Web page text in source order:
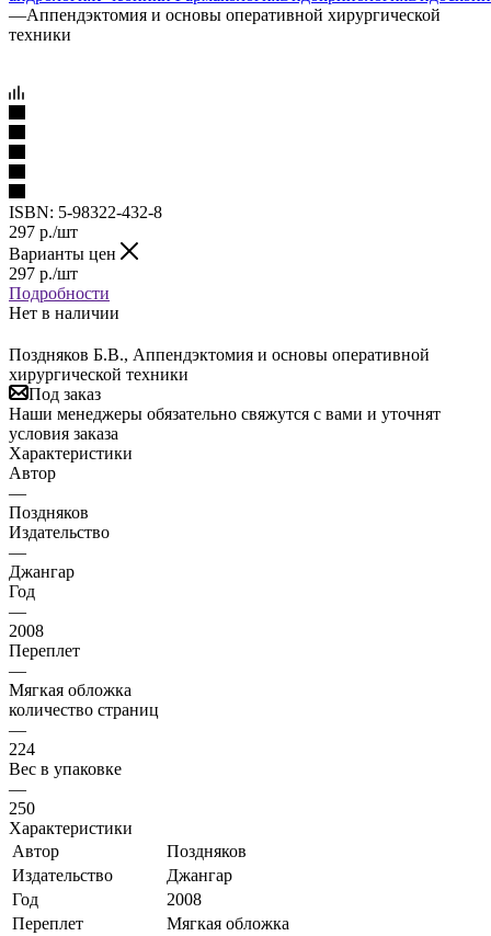
—Аппендэктомия и основы оперативной хирургической
техники
ISBN: 5-98322-432-8
297 р./шт
Варианты цен
297 р./шт
Подробности
Нет в наличии
Поздняков Б.В., Аппендэктомия и основы оперативной
хирургической техники
Под заказ
Наши менеджеры обязательно свяжутся с вами и уточнят
условия заказа
Характеристики
Автор
—
Поздняков
Издательство
—
Джангар
Год
—
2008
Переплет
—
Мягкая обложка
количество страниц
—
224
Вес в упаковке
—
250
Характеристики
Автор
Поздняков
Издательство
Джангар
Год
2008
Переплет
Мягкая обложка